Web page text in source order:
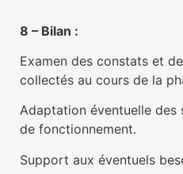
8 – Bilan :
Examen des constats et
collectés au cours de la
Adaptation éventuelle
de fonctionnement.
Support aux éventuels